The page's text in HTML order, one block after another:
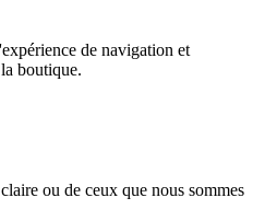
de navigation et
boutique.
ou de ceux que nous sommes